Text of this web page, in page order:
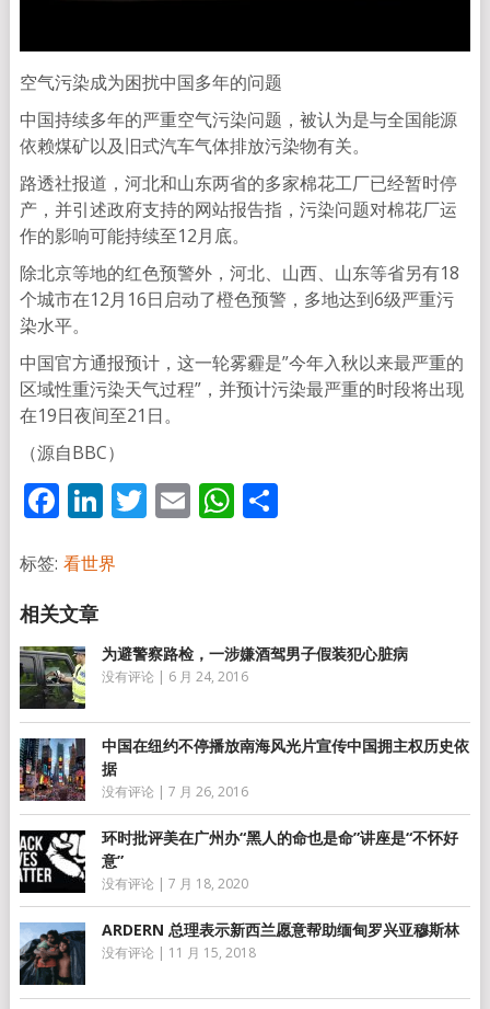
空气污染成为困扰中国多年的问题
中国持续多年的严重空气污染问题，被认为是与全国能源
依赖煤矿以及旧式汽车气体排放污染物有关。
路透社报道，河北和山东两省的多家棉花工厂已经暂时停
产，并引述政府支持的网站报告指，污染问题对棉花厂运
作的影响可能持续至12月底。
除北京等地的红色预警外，河北、山西、山东等省另有18
个城市在12月16日启动了橙色预警，多地达到6级严重污
染水平。
中国官方通报预计，这一轮雾霾是”今年入秋以来最严重的
区域性重污染天气过程”，并预计污染最严重的时段将出现
在19日夜间至21日。
（源自BBC）
Facebook
LinkedIn
Twitter
EmailWhatsApp
分
标签: 看世界
为避警察路检，一涉嫌酒驾男子假装犯心脏病
没有评论 | 6 月 24, 2016
中国在纽约不停播放南海风光片宣传中国拥主权历史依
据
没有评论 | 7 月 26, 2016
环时批评美在广州办“黑人的命也是命”讲座是“不怀好
意”
没有评论 | 7 月 18, 2020
ARDERN 总理表示新西兰愿意帮助缅甸罗兴亚穆斯林
没有评论 | 11 月 15, 2018